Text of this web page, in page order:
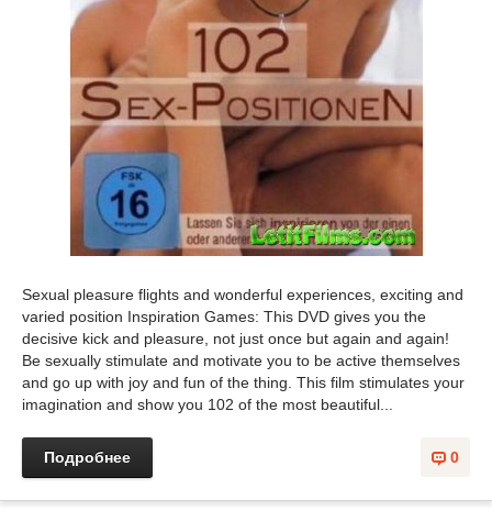
Sexual pleasure flights and wonderful experiences, exciting and
varied position Inspiration Games: This DVD gives you the
decisive kick and pleasure, not just once but again and again!
Be sexually stimulate and motivate you to be active themselves
and go up with joy and fun of the thing. This film stimulates your
imagination and show you 102 of the most beautiful...
0
Подробнее